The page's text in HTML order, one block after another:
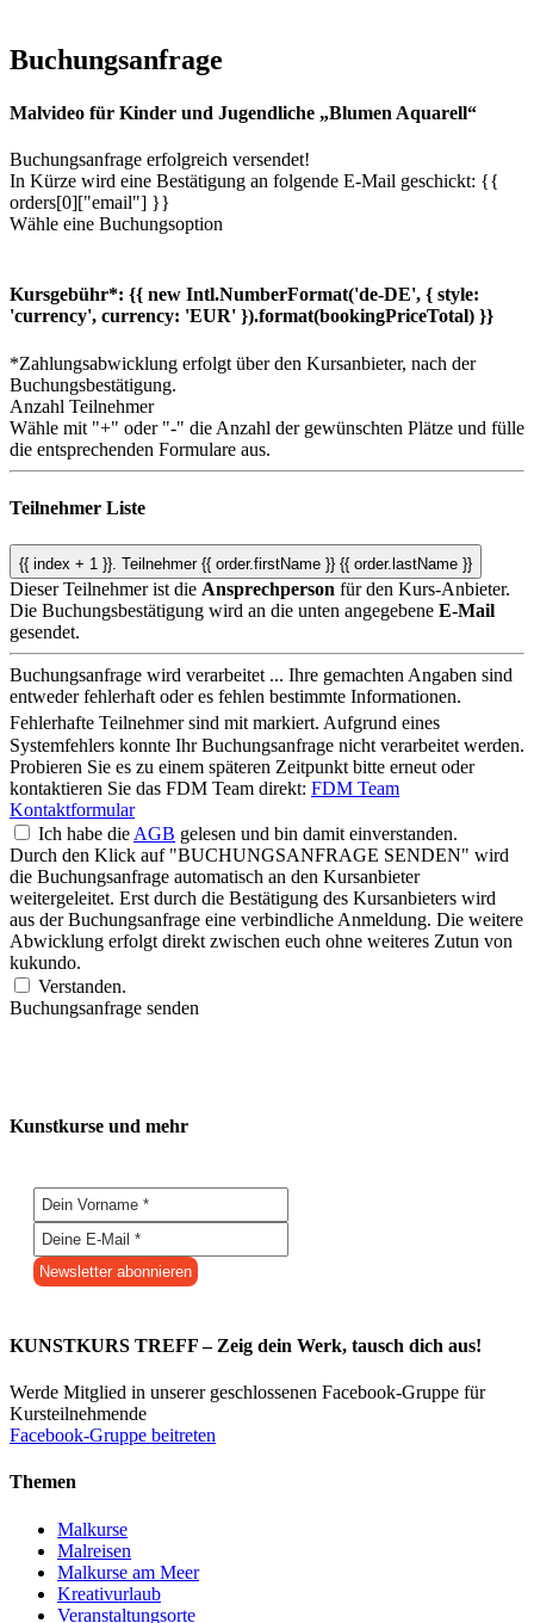
Buchungsanfrage
Malvideo für Kinder und Jugendliche „Blumen Aquarell“
Buchungsanfrage erfolgreich versendet!
In Kürze wird eine Bestätigung an folgende E-Mail geschickt: {{
orders[0]["email"] }}
Wähle eine Buchungsoption
Kursgebühr*: {{ new Intl.NumberFormat('de-DE', { style:
'currency', currency: 'EUR' }).format(bookingPriceTotal) }}
*Zahlungsabwicklung erfolgt über den Kursanbieter, nach der
Buchungsbestätigung.
Anzahl Teilnehmer
Wähle mit "+" oder "-" die Anzahl der gewünschten Plätze und fülle
die entsprechenden Formulare aus.
Teilnehmer Liste
{{ index + 1 }}. Teilnehmer {{ order.firstName }} {{ order.lastName }}
Dieser Teilnehmer ist die Ansprechperson für den Kurs-Anbieter.
Die Buchungsbestätigung wird an die unten angegebene E-Mail
gesendet.
Buchungsanfrage wird verarbeitet ... Ihre gemachten Angaben sind
entweder fehlerhaft oder es fehlen bestimmte Informationen.
Fehlerhafte Teilnehmer sind mit markiert. Aufgrund eines
Systemfehlers konnte Ihr Buchungsanfrage nicht verarbeitet werden.
Probieren Sie es zu einem späteren Zeitpunkt bitte erneut oder
kontaktieren Sie das FDM Team direkt: FDM Team
Kontaktformular
Ich habe die AGB gelesen und bin damit einverstanden.
Durch den Klick auf "BUCHUNGSANFRAGE SENDEN" wird
die Buchungsanfrage automatisch an den Kursanbieter
weitergeleitet. Erst durch die Bestätigung des Kursanbieters wird
aus der Buchungsanfrage eine verbindliche Anmeldung. Die weitere
Abwicklung erfolgt direkt zwischen euch ohne weiteres Zutun von
kukundo.
Verstanden.
Buchungsanfrage senden
Kunstkurse und mehr
KUNSTKURS TREFF – Zeig dein Werk, tausch dich aus!
Werde Mitglied in unserer geschlossenen Facebook-Gruppe für
Kursteilnehmende
Facebook-Gruppe beitreten
Themen
Malkurse
Malreisen
Malkurse am Meer
Kreativurlaub
Veranstaltungsorte